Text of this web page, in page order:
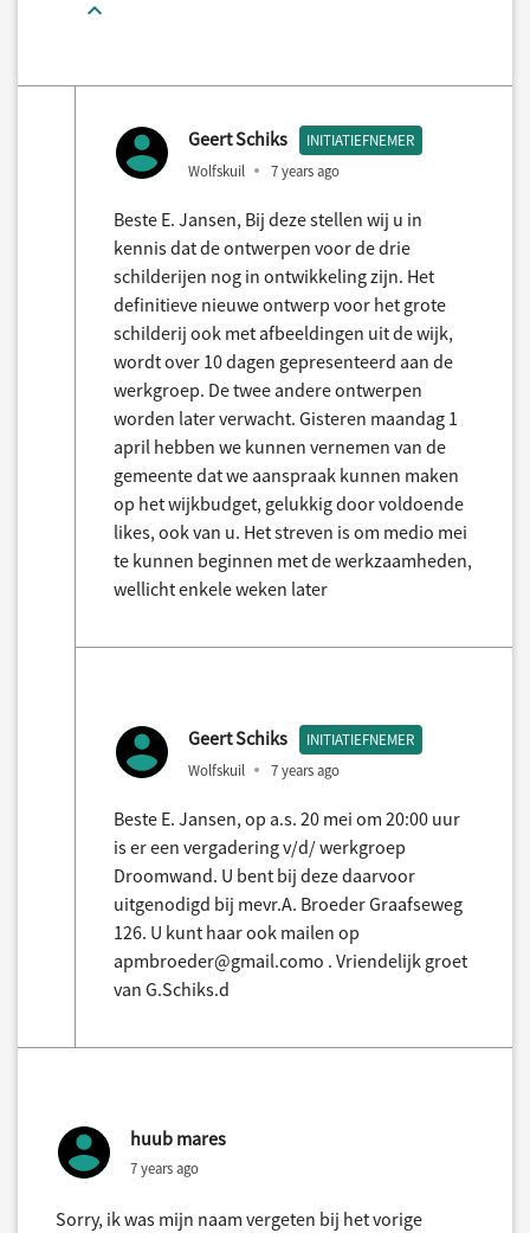
Geert Schiks INITIATIEFNEMER
Wolfskuil 7 years ago
Beste E. Jansen, Bij deze stellen wij u in
kennis dat de ontwerpen voor de drie
schilderijen nog in ontwikkeling zijn. Het
definitieve nieuwe ontwerp voor het grote
schilderij ook met afbeeldingen uit de wijk,
wordt over 10 dagen gepresenteerd aan de
werkgroep. De twee andere ontwerpen
worden later verwacht. Gisteren maandag 1
april hebben we kunnen vernemen van de
gemeente dat we aanspraak kunnen maken
op het wijkbudget, gelukkig door voldoende
likes, ook van u. Het streven is om medio mei
te kunnen beginnen met de werkzaamheden,
wellicht enkele weken later
Geert Schiks INITIATIEFNEMER
Wolfskuil 7 years ago
Beste E. Jansen, op a.s. 20 mei om 20:00 uur
is er een vergadering v/d/ werkgroep
Droomwand. U bent bij deze daarvoor
uitgenodigd bij mevr.A. Broeder Graafseweg
126. U kunt haar ook mailen op
apmbroeder@gmail.como . Vriendelijk groet
van G.Schiks.d
huub mares
7 years ago
Sorry, ik was mijn naam vergeten bij het vorige